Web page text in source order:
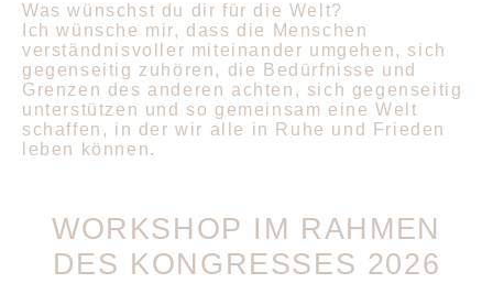
Was wünschst du dir für die Welt?
Ich wünsche mir, dass die Menschen
verständnisvoller miteinander umgehen, sich
gegenseitig zuhören, die Bedürfnisse und
Grenzen des anderen achten, sich gegenseitig
unterstützen und so gemeinsam eine Welt
schaffen, in der wir alle in Ruhe und Frieden
leben können.
WORKSHOP IM RAHMEN
DES KONGRESSES 2026